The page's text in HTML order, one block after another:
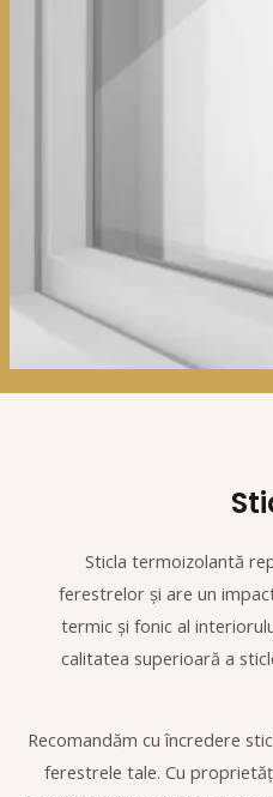
Sticla termoizolantă
ferestrelor și are un
termic și fonic al
calitatea superioară a
Recomandăm cu încredere
ferestrele tale. Cu